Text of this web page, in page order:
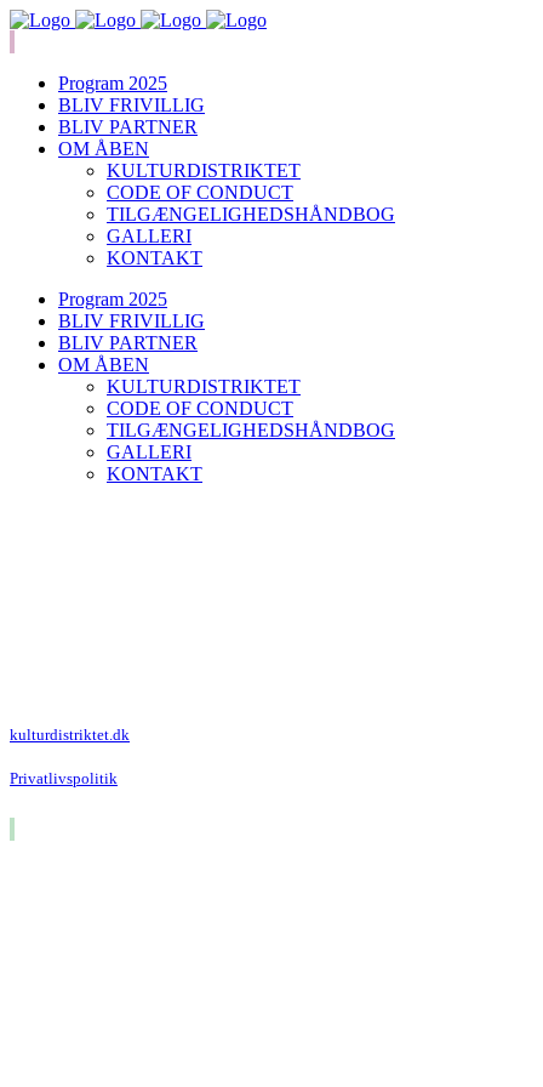
Program 2025
BLIV FRIVILLIG
BLIV PARTNER
OM ÅBEN
KULTURDISTRIKTET
CODE OF CONDUCT
TILGÆNGELIGHEDSHÅNDBOG
GALLERI
KONTAKT
Program 2025
BLIV FRIVILLIG
BLIV PARTNER
OM ÅBEN
KULTURDISTRIKTET
CODE OF CONDUCT
TILGÆNGELIGHEDSHÅNDBOG
GALLERI
KONTAKT
kulturdistriktet.dk
Privatlivspolitik